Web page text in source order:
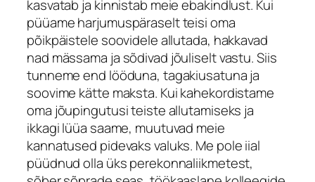
kasvatab ja kinnistab meie ebakindlust. Kui
püüame harjumuspäraselt teisi oma
põikpäistele soovidele allutada, hakkavad
nad mässama ja sõdivad jõuliselt vastu. Siis
tunneme end lööduna, tagakiusatuna ja
soovime kätte maksta. Kui kahekordistame
oma jõupingutusi teiste allutamiseks ja
ikkagi lüüa saame, muutuvad meie
kannatused pidevaks valuks. Me pole iial
püüdnud olla üks perekonnaliikmetest,